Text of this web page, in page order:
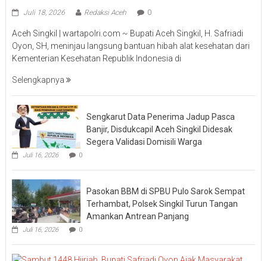
Juli 18, 2026 Redaksi Aceh 0
Aceh Singkil | wartapolri.com ~ Bupati Aceh Singkil, H. Safriadi
Oyon, SH, meninjau langsung bantuan hibah alat kesehatan dari
Kementerian Kesehatan Republik Indonesia di
Selengkapnya
Sengkarut Data Penerima Jadup Pasca
Banjir, Disdukcapil Aceh Singkil Didesak
Segera Validasi Domisili Warga
Juli 16, 2026 0
Pasokan BBM di SPBU Pulo Sarok Sempat
Terhambat, Polsek Singkil Turun Tangan
Amankan Antrean Panjang
Juli 16, 2026 0